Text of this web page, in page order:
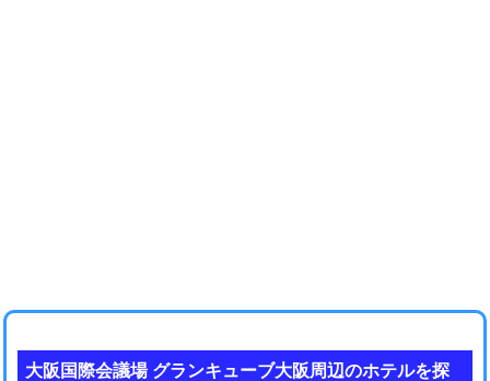
大阪国際会議場 グランキューブ大阪周辺のホテルを探